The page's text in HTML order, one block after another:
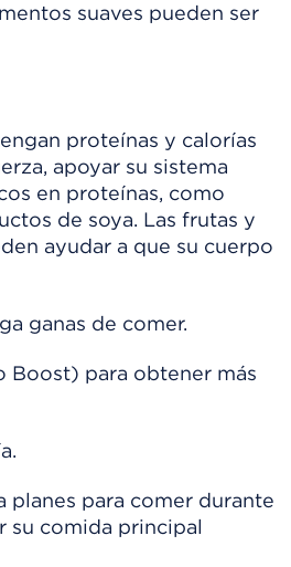
suaves pueden ser
proteínas y calorías
apoyar su sistema
en proteínas, como
de soya. Las frutas y
ayudar a que su cuerpo
ganas de comer.
Boost) para obtener más
planes para comer durante
su comida principal